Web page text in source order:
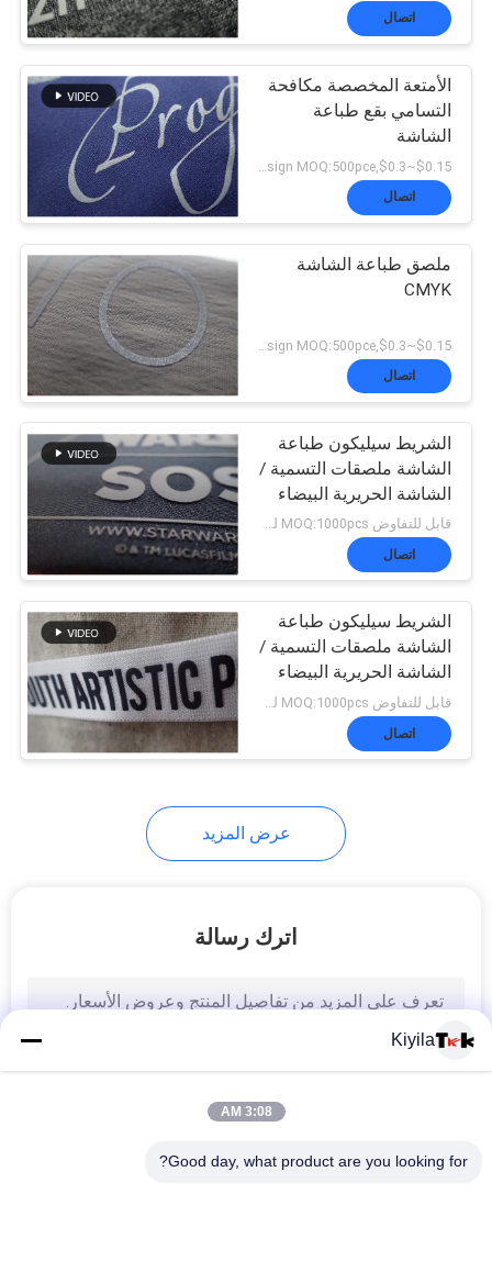
الموقع
سياسة
الخصوصية
اتصال
الأمتعة المخصصة مكافحة
التسامي بقع طباعة
الشاشة
اتصال
ملصق طباعة الشاشة
CMYK
اتصال
الشريط سيليكون طباعة
الشاشة ملصقات التسمية /
الشاشة الحريرية البيضاء
شعار مخصص قميص بولو
ملابس رياضية
قابل للتفاوض MOQ:1000pcs لكل لون
اتصال
الشريط سيليكون طباعة
الشاشة ملصقات التسمية /
الشاشة الحريرية البيضاء
شعار 3D
قابل للتفاوض MOQ:1000pcs لكل لون
اتصال
عرض المزيد
اترك رسالة
Kiyila
3:08 AM
Good day, what product are you looking for?